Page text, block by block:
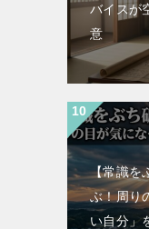
バイスが
意
【常識を
ぶ！周り
い自分」